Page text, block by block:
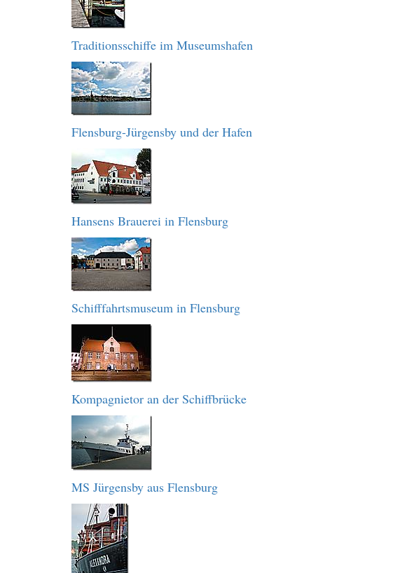
Traditionsschiffe im Museumshafen
Flensburg-Jürgensby und der Hafen
Hansens Brauerei in Flensburg
Schifffahrtsmuseum in Flensburg
Kompagnietor an der Schiffbrücke
MS Jürgensby aus Flensburg